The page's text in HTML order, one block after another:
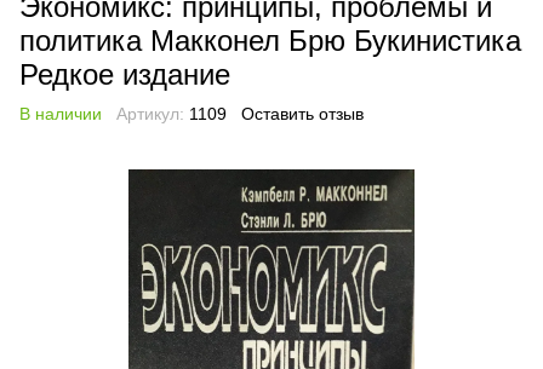
Экономикс: принципы, проблемы и
политика Макконел Брю Букинистика
Редкое издание
В наличии Артикул: 1109 Оставить отзыв